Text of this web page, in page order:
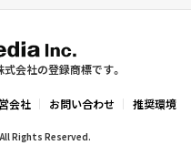
会社の登録商標です。
会社 お問い合わせ 推奨環境
Rights Reserved.